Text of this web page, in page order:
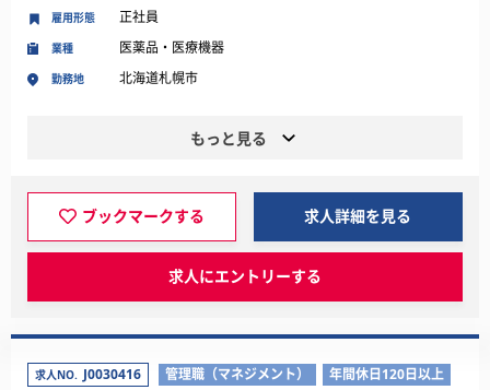
業種 医薬品・医療機器
勤務地 北海道札幌市
雇用形態 正社員
もっと見る
ブックマークする 求人詳細を見る
求人にエントリーする
求人NO. J0030416 管理職（マネジメント）
年間休日120日以上